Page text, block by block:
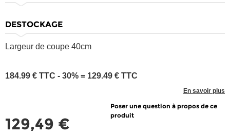
DESTOCKAGE
Largeur de coupe 40cm
184.99 € TTC - 30% = 129.49 € TTC
En savoir plus
129,49 €
Poser une question à propos de ce
produit